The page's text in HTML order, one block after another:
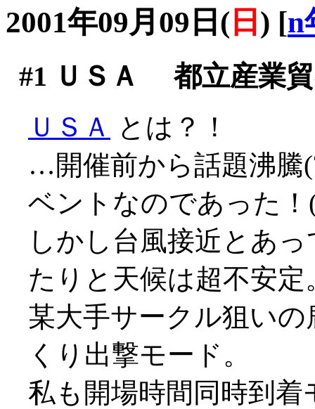
2001年09月09日( 日 ) [n
#1 ＵＳＡ 都立産業
ＵＳＡ とは？！
…開催前から話題沸騰
ベントなのであった！
しかし台風接近とあ
たりと天候は超不安定
某大手サークル狙い
くり出撃モード。
私も開場時間同時到着